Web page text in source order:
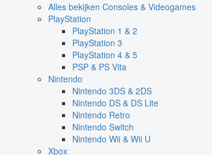
Alles bekijken Consoles & Videogames
PlayStation
PlayStation 1 & 2
PlayStation 3
PlayStation 4 & 5
PSP & PS Vita
Nintendo
Nintendo 3DS & 2DS
Nintendo DS & DS Lite
Nintendo Retro
Nintendo Switch
Nintendo Wii & Wii U
Xbox